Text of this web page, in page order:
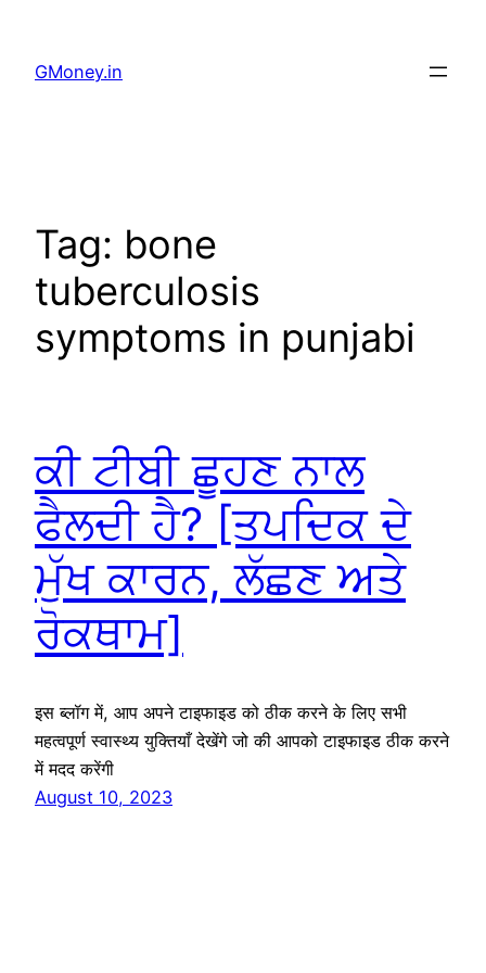
GMoney.in
Tag: bone
tuberculosis
symptoms in punjabi
ਕੀ ਟੀਬੀ ਛੂਹਣ ਨਾਲ
ਫੈਲਦੀ ਹੈ? [ਤਪਦਿਕ ਦੇ
ਮੁੱਖ ਕਾਰਨ, ਲੱਛਣ ਅਤੇ
ਰੋਕਥਾਮ]
इस ब्लॉग में, आप अपने टाइफाइड को ठीक करने के लिए सभी
महत्वपूर्ण स्वास्थ्य युक्तियाँ देखेंगे जो की आपको टाइफाइड ठीक करने
में मदद करेंगी
August 10, 2023